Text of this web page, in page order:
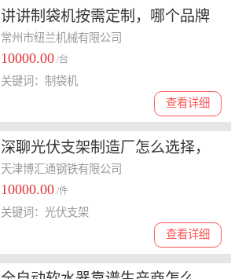
讲讲制袋机按需定制，哪个品牌
好用又实惠
常州市纽兰机械有限公司
10000.00 /台
查看详细
关键词：制袋机
深聊光伏支架制造厂怎么选择，
关注产品质量和信誉
天津博汇通钢铁有限公司
10000.00 /件
查看详细
关键词：光伏支架